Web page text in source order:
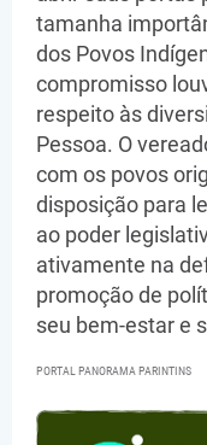
tamanha
dos Povos
compromisso
respeito às
Pessoa. O
com os povos
disposição para
ao poder
ativamente na
promoção de
seu bem-estar e
PORTAL PANORAMA PARINTINS